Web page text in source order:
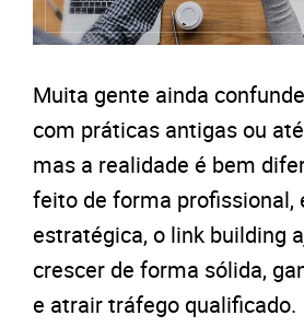
Muita gente ainda
com práticas antigas ou até
mas a realidade é bem
feito de forma profissional,
estratégica, o link building
crescer de forma sólida,
e atrair tráfego qualificado.